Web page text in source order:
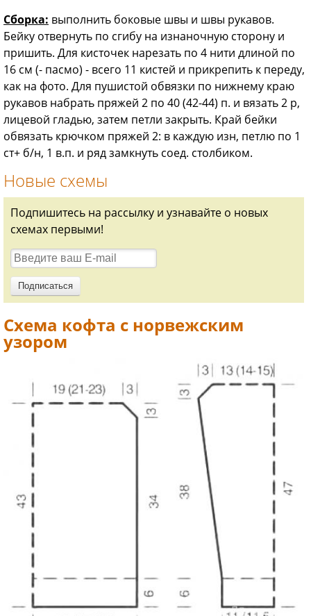
Сборка: выполнить боковые швы и швы рукавов.
Бейку отвернуть по сгибу на изнаночную сторону и
пришить. Для кисточек нарезать по 4 нити длиной по
16 см (- пасмо) - всего 11 кистей и прикрепить к переду,
как на фото. Для пушистой обвязки по нижнему краю
рукавов набрать пряжей 2 по 40 (42-44) п. и вязать 2 р,
лицевой гладью, затем петли закрыть. Край бейки
обвязать крючком пряжей 2: в каждую изн, петлю по 1
ст+ б/н, 1 в.п. и ряд замкнуть соед. столбиком.
Новые схемы
Подпишитесь на рассылку и узнавайте о новых
схемах первыми!
Схема кофта с норвежским
узором